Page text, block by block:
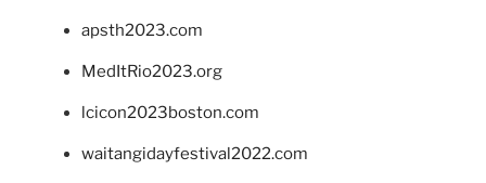
apsth2023.com
MedItRio2023.org
lcicon2023boston.com
waitangidayfestival2022.com